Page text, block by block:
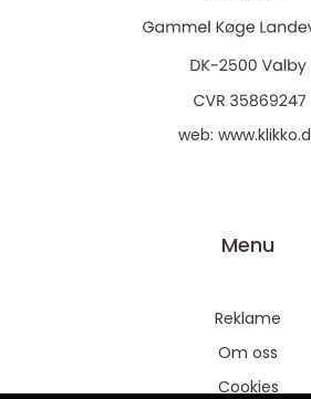
web:
Menu
Reklame
Om oss
Cookies